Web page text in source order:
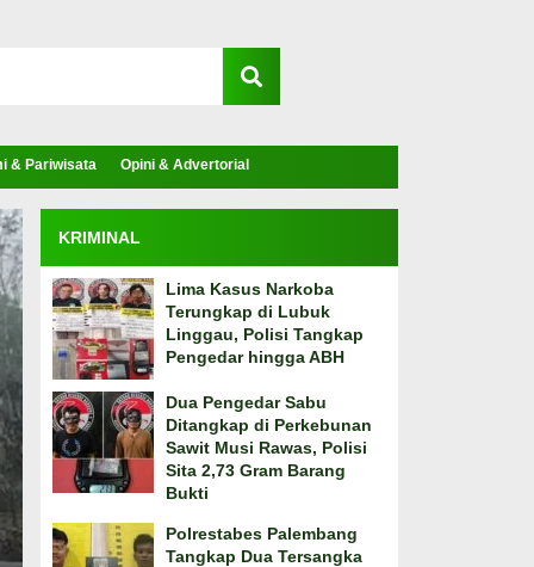
& Pariwisata Opini & Advertorial
KRIMINAL
Lima Kasus Narkoba
Terungkap di Lubuk
Linggau, Polisi Tangkap
Pengedar hingga ABH
Dua Pengedar Sabu
Ditangkap di Perkebunan
Sawit Musi Rawas, Polisi
Sita 2,73 Gram Barang
Bukti
Polrestabes Palembang
Tangkap Dua Tersangka